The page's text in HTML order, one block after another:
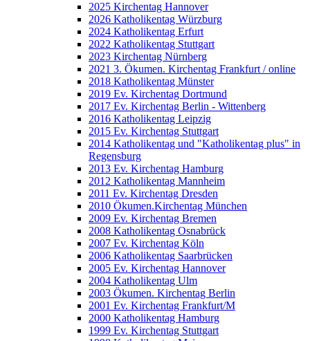
2025 Kirchentag Hannover
2026 Katholikentag Würzburg
2024 Katholikentag Erfurt
2022 Katholikentag Stuttgart
2023 Kirchentag Nürnberg
2021 3. Ökumen. Kirchentag Frankfurt / online
2018 Katholikentag Münster
2019 Ev. Kirchentag Dortmund
2017 Ev. Kirchentag Berlin - Wittenberg
2016 Katholikentag Leipzig
2015 Ev. Kirchentag Stuttgart
2014 Katholikentag und "Katholikentag plus" in
Regensburg
2013 Ev. Kirchentag Hamburg
2012 Katholikentag Mannheim
2011 Ev. Kirchentag Dresden
2010 Ökumen.Kirchentag München
2009 Ev. Kirchentag Bremen
2008 Katholikentag Osnabrück
2007 Ev. Kirchentag Köln
2006 Katholikentag Saarbrücken
2005 Ev. Kirchentag Hannover
2004 Katholikentag Ulm
2003 Ökumen. Kirchentag Berlin
2001 Ev. Kirchentag Frankfurt/M
2000 Katholikentag Hamburg
1999 Ev. Kirchentag Stuttgart